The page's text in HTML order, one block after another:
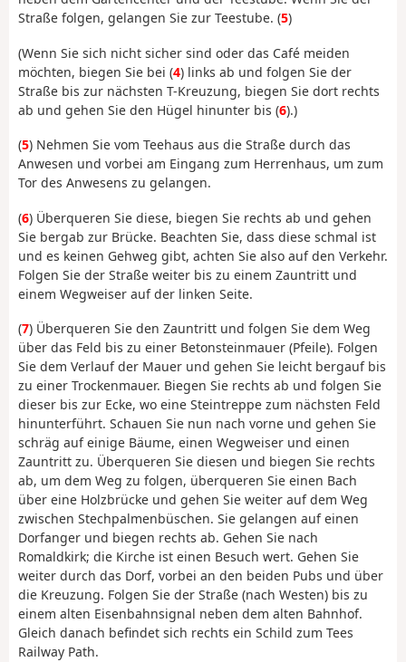
Straße folgen, gelangen Sie zur Teestube. (5)
(Wenn Sie sich nicht sicher sind oder das Café meiden
möchten, biegen Sie bei (4) links ab und folgen Sie der
Straße bis zur nächsten T-Kreuzung, biegen Sie dort rechts
ab und gehen Sie den Hügel hinunter bis (6).)
(5) Nehmen Sie vom Teehaus aus die Straße durch das
Anwesen und vorbei am Eingang zum Herrenhaus, um zum
Tor des Anwesens zu gelangen.
(6) Überqueren Sie diese, biegen Sie rechts ab und gehen
Sie bergab zur Brücke. Beachten Sie, dass diese schmal ist
und es keinen Gehweg gibt, achten Sie also auf den Verkehr.
Folgen Sie der Straße weiter bis zu einem Zauntritt und
einem Wegweiser auf der linken Seite.
(7) Überqueren Sie den Zauntritt und folgen Sie dem Weg
über das Feld bis zu einer Betonsteinmauer (Pfeile). Folgen
Sie dem Verlauf der Mauer und gehen Sie leicht bergauf bis
zu einer Trockenmauer. Biegen Sie rechts ab und folgen Sie
dieser bis zur Ecke, wo eine Steintreppe zum nächsten Feld
hinunterführt. Schauen Sie nun nach vorne und gehen Sie
schräg auf einige Bäume, einen Wegweiser und einen
Zauntritt zu. Überqueren Sie diesen und biegen Sie rechts
ab, um dem Weg zu folgen, überqueren Sie einen Bach
über eine Holzbrücke und gehen Sie weiter auf dem Weg
zwischen Stechpalmenbüschen. Sie gelangen auf einen
Dorfanger und biegen rechts ab. Gehen Sie nach
Romaldkirk; die Kirche ist einen Besuch wert. Gehen Sie
weiter durch das Dorf, vorbei an den beiden Pubs und über
die Kreuzung. Folgen Sie der Straße (nach Westen) bis zu
einem alten Eisenbahnsignal neben dem alten Bahnhof.
Gleich danach befindet sich rechts ein Schild zum Tees
Railway Path.